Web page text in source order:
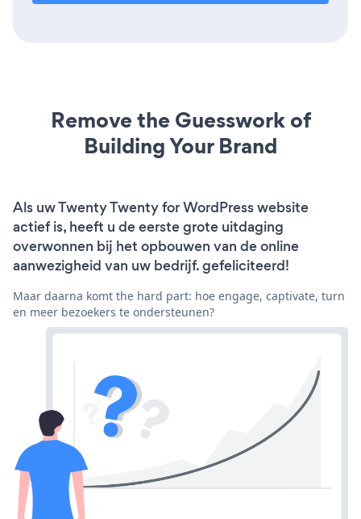
Remove the Guesswork of
Building Your Brand
Als uw Twenty Twenty for WordPress website
actief is, heeft u de eerste grote uitdaging
overwonnen bij het opbouwen van de online
aanwezigheid van uw bedrijf. gefeliciteerd!
Maar daarna komt the hard part: hoe engage, captivate, turn
en meer bezoekers te ondersteunen?